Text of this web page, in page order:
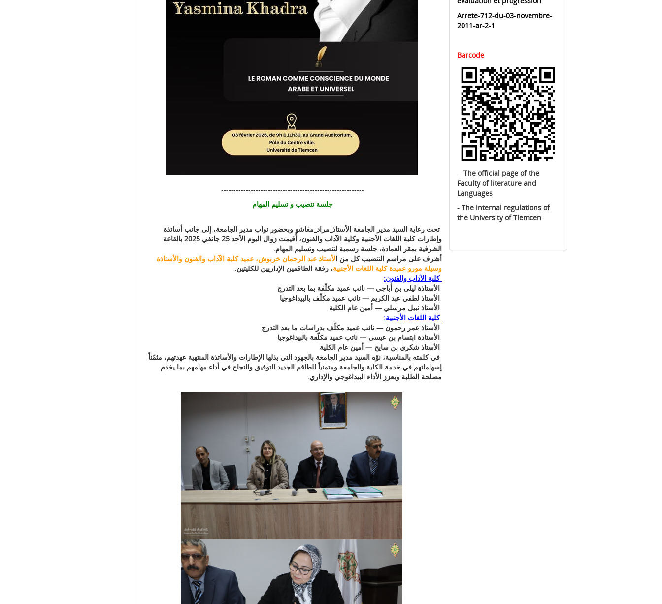
----------------------------------------------------------
جلسة تنصيب و تسليم المهام
تحت رعاية السيد مدير الجامعةالأستاذ_مراد_مغاشو وبحضور نواب مدير الجامعة، إلى جانب أساتذة
وإطارات كلية اللغات الأجنبية وكلية الآداب والفنون، أُقيمت زوال اليوم الأحد 25 جانفي 2025 بالقاعة
الشرفية بمقر العمادة، جلسة رسمية لتنصيب وتسليم المهام.
أشرف على مراسم التنصيب كل من الأستاذ عبد الرحمان خربوش، عميد كلية الآداب والفنون والأستاذة
وسيلة مورو عميدة كلية اللغات الأجنبية، رفقة الطاقمين الإداريين للكليتين.
كلية الآداب والفنون:
الأستاذة ليلى بن أباجي — نائب عميد مكلّفة بما بعد التدرج
الأستاذ لطفي عبد الكريم — نائب عميد مكلّف بالبيداغوجيا
الأستاذ نبيل مرسلي — أمين عام الكلية
كلية اللغات الأجنبية:
الأستاذ عمر رحمون — نائب عميد مكلّف بدراسات ما بعد التدرج
الأستاذة ابتسام بن عيسى — نائب عميد مكلّفة بالبيداغوجيا
الأستاذ شكري بن سايح — أمين عام الكلية
في كلمته بالمناسبة، نوّه السيد مدير الجامعة بالجهود التي بذلها الإطارات والأساتذة المنتهية عهدتهم، مثمّناً
إسهاماتهم في خدمة الكلية والجامعة ومتمنياً للطاقم الجديد التوفيق والنجاح في أداء مهامهم بما يخدم
مصلحة الطلبة ويعزز الأداء البيداغوجي والإداري.
Arrete-712-du-03-novembre-
2011-ar-2-1
Barcode
- The official page of the
Faculty of literature and
Languages
- The internal regulations of
the University of Tlemcen